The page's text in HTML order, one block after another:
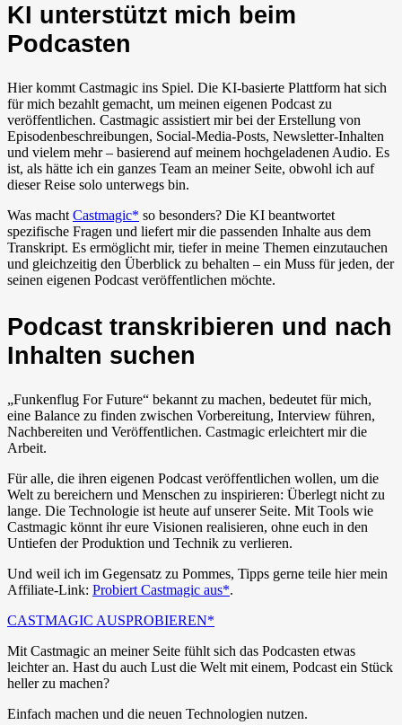
KI unterstützt mich beim
Podcasten
Hier kommt Castmagic ins Spiel. Die KI-basierte Plattform hat sich
für mich bezahlt gemacht, um meinen eigenen Podcast zu
veröffentlichen. Castmagic assistiert mir bei der Erstellung von
Episodenbeschreibungen, Social-Media-Posts, Newsletter-Inhalten
und vielem mehr – basierend auf meinem hochgeladenen Audio. Es
ist, als hätte ich ein ganzes Team an meiner Seite, obwohl ich auf
dieser Reise solo unterwegs bin.
Was macht Castmagic* so besonders? Die KI beantwortet
spezifische Fragen und liefert mir die passenden Inhalte aus dem
Transkript. Es ermöglicht mir, tiefer in meine Themen einzutauchen
und gleichzeitig den Überblick zu behalten – ein Muss für jeden, der
seinen eigenen Podcast veröffentlichen möchte.
Podcast transkribieren und nach
Inhalten suchen
„Funkenflug For Future“ bekannt zu machen, bedeutet für mich,
eine Balance zu finden zwischen Vorbereitung, Interview führen,
Nachbereiten und Veröffentlichen. Castmagic erleichtert mir die
Arbeit.
Für alle, die ihren eigenen Podcast veröffentlichen wollen, um die
Welt zu bereichern und Menschen zu inspirieren: Überlegt nicht zu
lange. Die Technologie ist heute auf unserer Seite. Mit Tools wie
Castmagic könnt ihr eure Visionen realisieren, ohne euch in den
Untiefen der Produktion und Technik zu verlieren.
Und weil ich im Gegensatz zu Pommes, Tipps gerne teile hier mein
Affiliate-Link: Probiert Castmagic aus*.
CASTMAGIC AUSPROBIEREN*
Mit Castmagic an meiner Seite fühlt sich das Podcasten etwas
leichter an. Hast du auch Lust die Welt mit einem, Podcast ein Stück
heller zu machen?
Einfach machen und die neuen Technologien nutzen.